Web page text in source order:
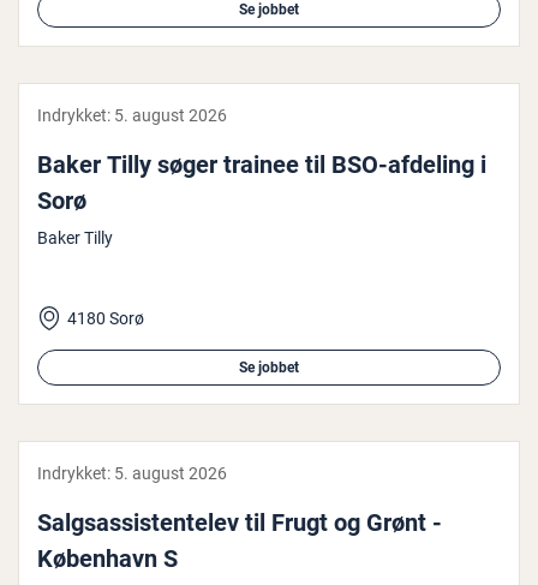
Se jobbet
Indrykket: 5. august 2026
Baker Tilly søger trainee til BSO-afdeling i
Sorø
Baker Tilly
4180 Sorø
Se jobbet
Indrykket: 5. august 2026
Salgs­as­si­sten­te­lev til Frugt og Grønt -
København S